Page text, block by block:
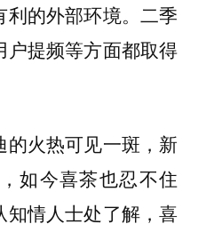
的外部环境。二季
户提频等方面都取得
火热可见一斑，新
如今喜茶也忍不住
知情人士处了解，喜